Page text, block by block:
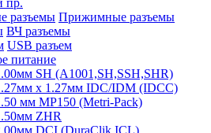
пр.
Прижимные разъемы
ВЧ разъемы
USB разъем
питание
SH (A1001,SH,SSH,SHR)
x 1.27мм IDC/IDM (IDCC)
мм MP150 (Metri-Pack)
ZHR
DCI (DuraClik ICL)